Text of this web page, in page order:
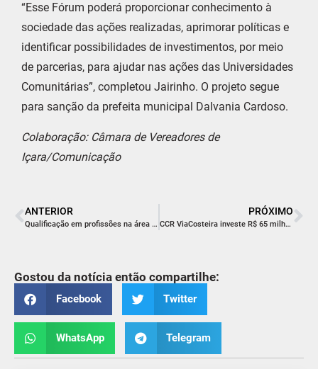
“Esse Fórum poderá proporcionar conhecimento à
sociedade das ações realizadas, aprimorar políticas e
identificar possibilidades de investimentos, por meio
de parcerias, para ajudar nas ações das Universidades
Comunitárias”, completou Jairinho. O projeto segue
para sanção da prefeita municipal Dalvania Cardoso.
Colaboração: Câmara de Vereadores de
Içara/Comunicação
ANTERIOR
Qualificação em profissões na área da saúde é oportunidade para carreira de sucesso
PRÓXIMO
CCR ViaCosteira investe R$ 65 milhões em obras de pavimentação na BR-101sul/SC
Gostou da notícia então compartilhe:
Facebook Twitter
WhatsApp Telegram